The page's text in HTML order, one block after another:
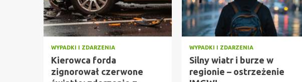
WYPADKI I ZDARZENIA
Kierowca forda
zignorował czerwone
WYPADKI I ZDARZENIA
Silny wiatr i burze w
regionie – ostrzeżenie